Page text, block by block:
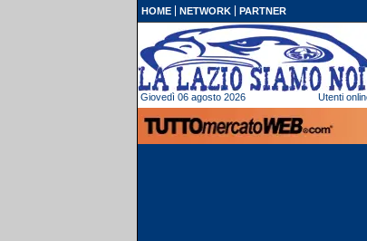
HOME NETWORK PARTNER
Giovedì 06 agosto 2026 Utenti